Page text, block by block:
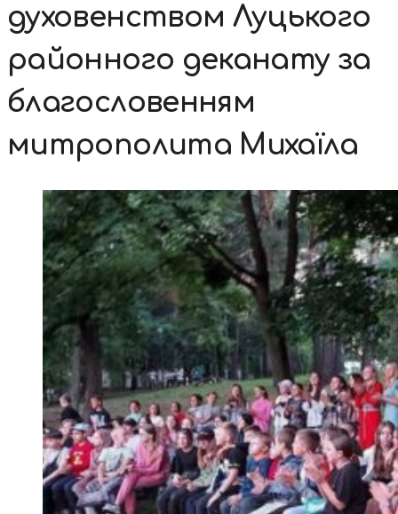
духовенством Луцького
районного деканату за
благословенням
митрополита Михаїла